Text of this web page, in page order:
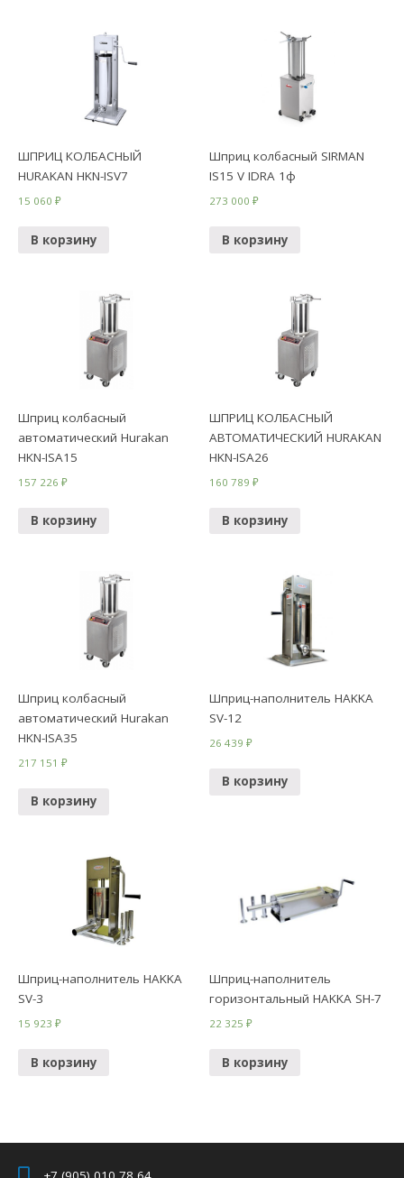
ШПРИЦ КОЛБАСНЫЙ
HURAKAN HKN-ISV7
15 060₽
В корзину
Шприц колбасный SIRMAN
IS15 V IDRA 1ф
273 000₽
В корзину
Шприц колбасный
автоматический Hurakan
HKN-ISA15
157 226₽
В корзину
ШПРИЦ КОЛБАСНЫЙ
АВТОМАТИЧЕСКИЙ HURAKAN
HKN-ISA26
160 789₽
В корзину
Шприц колбасный
автоматический Hurakan
HKN-ISA35
217 151₽
В корзину
Шприц-наполнитель HAKKA
SV-12
26 439₽
В корзину
Шприц-наполнитель HAKKA
SV-3
15 923₽
В корзину
Шприц-наполнитель
горизонтальный HAKKA SH-7
22 325₽
В корзину